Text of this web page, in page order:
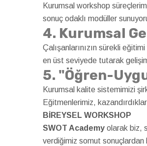
Kurumsal workshop
sonuç odaklı modüller
4. Kurumsal
Çalışanlarınızın sürekli
en üst seviyede tutarak
5. "Öğren-
Kurumsal kalite sistemimizi
Eğitmenlerimiz,
BİREYSEL WORKSHOP
SWOT Academy olarak biz,
verdiğimiz somut sonuçlardan